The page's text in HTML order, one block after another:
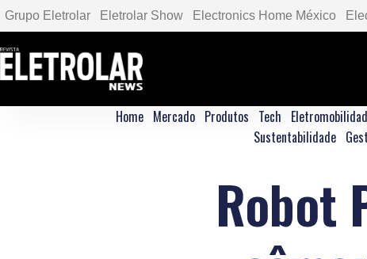
Grupo Eletrolar Eletrolar Show Electronics Home México
Home Mercado Produtos Tech
Sustentabilidade
Robot